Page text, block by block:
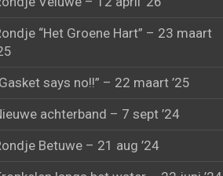
“Het Groene Hart” – 23 maart
says no!!” – 22 maart ’25
achterband – 7 sept ’24
Betuwe – 21 aug ’24